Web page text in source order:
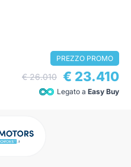
PREZZO PROMO
€ 26.010 € 23.410
Legato a Easy Buy